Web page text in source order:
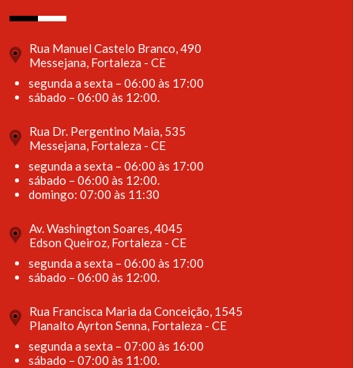
Rua Manuel Castelo Branco, 490
Messejana, Fortaleza - CE
segunda a sexta – 06:00 às 17:00
sábado – 06:00 às 12:00.
Rua Dr. Pergentino Maia, 535
Messejana, Fortaleza - CE
segunda a sexta – 06:00 às 17:00
sábado – 06:00 às 12:00.
domingo: 07:00 às 11:30
Av. Washington Soares, 4045
Edson Queiroz, Fortaleza - CE
segunda a sexta – 06:00 às 17:00
sábado – 06:00 às 12:00.
Rua Francisca Maria da Conceição, 1545
Planalto Ayrton Senna, Fortaleza - CE
segunda a sexta – 07:00 às 16:00
sábado – 07:00 às 11:00.